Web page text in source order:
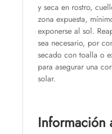
y seca en rostro,
zona expuesta,
exponerse al sol.
sea necesario, por
secado con toalla o
para asegurar una
solar.
Información